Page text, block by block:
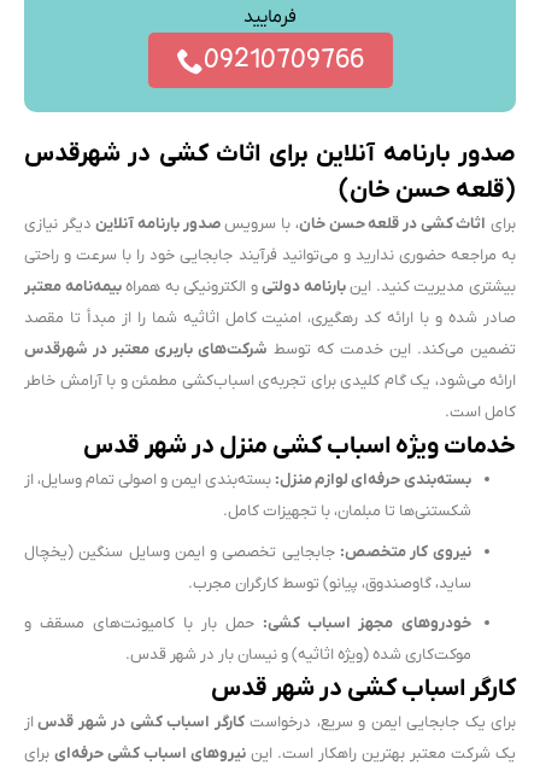
فرمایید
09210709766
صدور بارنامه آنلاین برای اثاث کشی در شهرقدس
(قلعه حسن خان)
برای اثاث کشی در قلعه حسن خان، با سرویسصدور بارنامه آنلایندیگر نیازی
به مراجعه حضوری ندارید و می‌توانید فرآیند جابجایی خود را با سرعت و راحتی
بیشتری مدیریت کنید. اینبارنامه دولتیو الکترونیکی به همراهبیمه‌نامه معتبر
صادر شده و با ارائه کد رهگیری، امنیت کامل اثاثیه شما را از مبدأ تا مقصد
تضمین می‌کند. این خدمت که توسط شرکت‌های باربری معتبر در شهرقدس
ارائه می‌شود، یک گام کلیدی برای تجربه‌ی اسباب‌کشی مطمئن و با آرامش خاطر
کامل است.
خدمات ویژه اسباب کشی منزل در شهر قدس
بسته‌بندی حرفه‌ای لوازم منزل: بسته‌بندی ایمن و اصولی تمام وسایل، از
شکستنی‌ها تا مبلمان، با تجهیزات کامل.
نیروی کار متخصص: جابجایی تخصصی و ایمن وسایل سنگین (یخچال
ساید، گاوصندوق، پیانو) توسط کارگران مجرب.
خودروهای مجهز اسباب کشی: حمل بار با کامیونت‌های مسقف و
موکت‌کاری شده (ویژه اثاثیه) و نیسان بار در شهر قدس.
کارگر اسباب کشی در شهر قدس
برای یک جابجایی ایمن و سریع، درخواستکارگر اسباب کشی در شهر قدساز
یک شرکت معتبر بهترین راهکار است. این نیروهای اسباب کشی حرفه‌ای برای